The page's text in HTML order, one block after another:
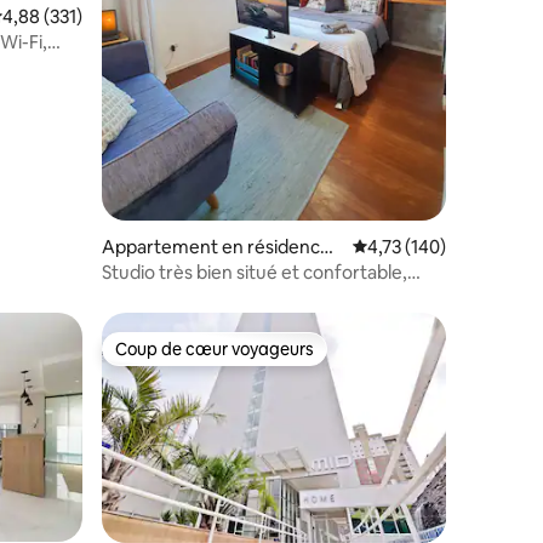
: 4,93 sur 5
moyenne sur la base de 331 commentaires : 4,88 sur 5
4,88 (331)
Fi,
Appartement en résidence ⋅
Curitiba
Évaluation moyenne
4,73 (140)
Studio très bien situé et confortable,
Coup de cœur voyageurs
Coup de cœur voyageurs